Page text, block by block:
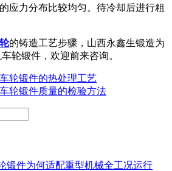
力分布比较均匀。待冷却后进行粗
的铸造工艺步骤，山西永鑫生锻造为
轮锻件，欢迎前来咨询。
车轮锻件的热处理工艺
车轮锻件质量的检验方法
锻件为何适配重型机械全工况运行